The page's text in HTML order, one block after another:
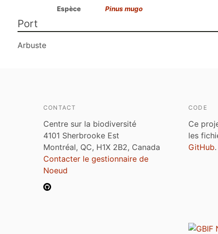
Espèce
Pinus mugo
Port
Arbuste
CONTACT
Centre sur la biodiversité
4101 Sherbrooke Est
Montréal, QC, H1X 2B2, Canada
Contacter le gestionnaire de
Noeud
CODE
Ce
les
GitHub.